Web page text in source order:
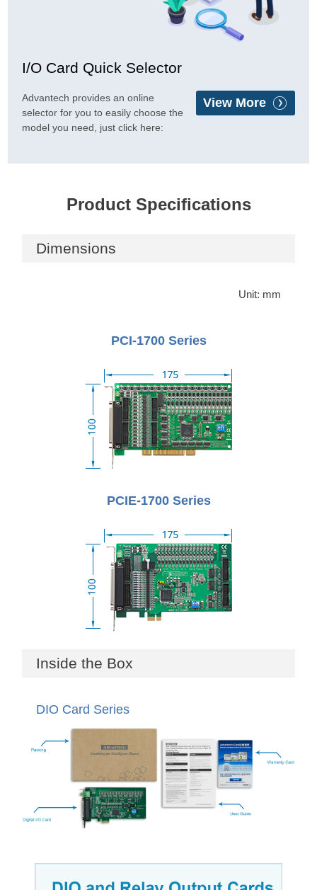
I/O Card Quick Selector
View More
Advantech provides an online
selector for you to easily choose the
model you need, just click here:
Product Specifications
Dimensions
Unit: mm
PCI-1700 Series
PCIE-1700 Series
Inside the Box
DIO Card Series